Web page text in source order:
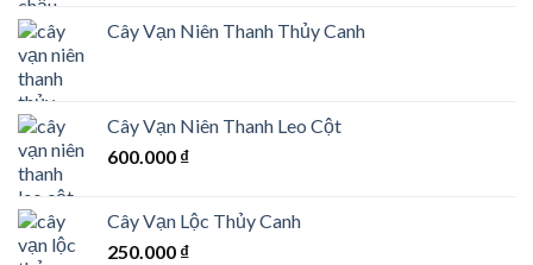
Cây Vạn Niên Thanh Thủy Canh
Cây Vạn Niên Thanh Leo Cột
600.000 ₫
Cây Vạn Lộc Thủy Canh
250.000 ₫